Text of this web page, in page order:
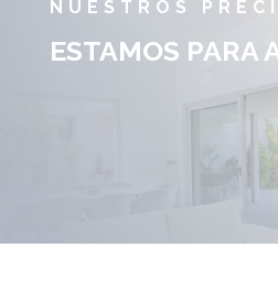
NUESTROS
ESTAMOS PARA